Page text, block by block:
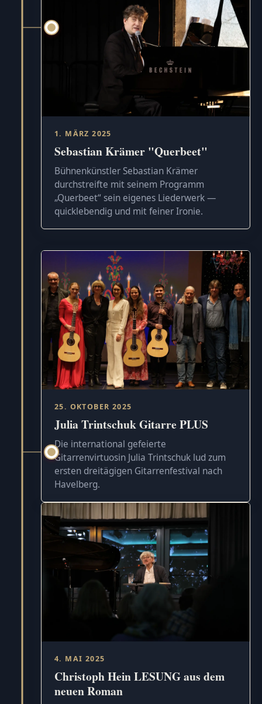
1. MÄRZ 2025
Sebastian Krämer "Querbeet"
Bühnenkünstler Sebastian Krämer
durchstreifte mit seinem Programm
„Querbeet“ sein eigenes Liederwerk —
quicklebendig und mit feiner Ironie.
25. OKTOBER 2025
Julia Trintschuk Gitarre PLUS
Die international gefeierte
Gitarrenvirtuosin Julia Trintschuk lud zum
ersten dreitägigen Gitarrenfestival nach
Havelberg.
4. MAI 2025
Christoph Hein LESUNG aus dem
neuen Roman